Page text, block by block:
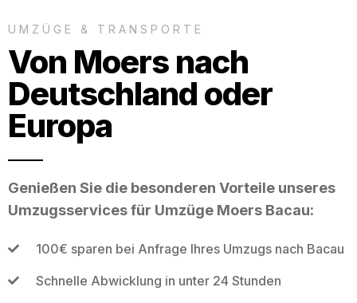
UMZÜGE & TRANSPORTE
Von Moers nach
Deutschland oder
Europa
Genießen Sie die besonderen Vorteile unseres
Umzugsservices für Umzüge Moers Bacau:
100€ sparen bei Anfrage Ihres Umzugs nach Bacau
Schnelle Abwicklung in unter 24 Stunden